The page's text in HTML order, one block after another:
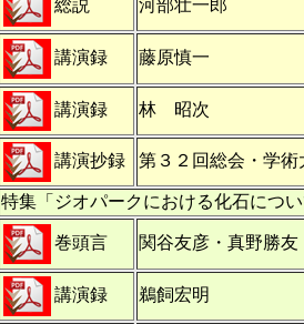
総説 河部壮一郎
講演録 藤原慎一
講演録 林 昭次
講演抄録 第３２回総会・学術
特集「ジオパークにおける化石につ
巻頭言 関谷友彦・真野勝友
講演録 鵜飼宏明